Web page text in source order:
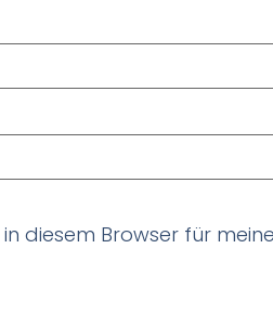
diesem Browser für